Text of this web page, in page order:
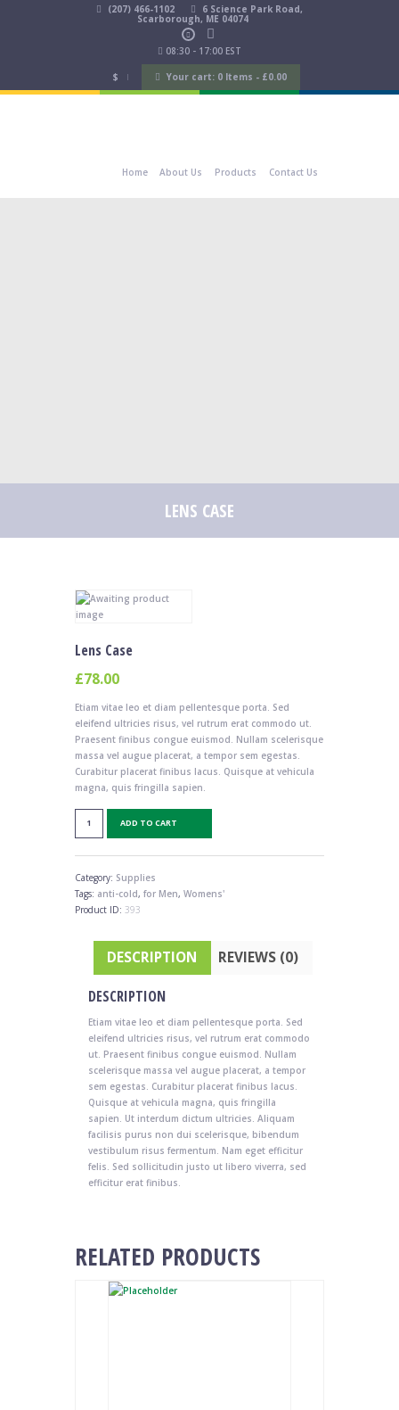
(207) 466-1102 6 Science Park Road,
Scarborough, ME 04074
08:30 - 17:00 EST
$ Your cart: 0 Items - £0.00
Home About Us Products Contact Us
LENS CASE
Lens Case
£78.00
Etiam vitae leo et diam pellentesque porta. Sed
eleifend ultricies risus, vel rutrum erat commodo ut.
Praesent finibus congue euismod. Nullam scelerisque
massa vel augue placerat, a tempor sem egestas.
Curabitur placerat finibus lacus. Quisque at vehicula
magna, quis fringilla sapien.
ADD TO CART
Category: Supplies
Tags: anti-cold, for Men, Womens'
Product ID: 393
DESCRIPTION REVIEWS (0)
DESCRIPTION
Etiam vitae leo et diam pellentesque porta. Sed
eleifend ultricies risus, vel rutrum erat commodo
ut. Praesent finibus congue euismod. Nullam
scelerisque massa vel augue placerat, a tempor
sem egestas. Curabitur placerat finibus lacus.
Quisque at vehicula magna, quis fringilla
sapien. Ut interdum dictum ultricies. Aliquam
facilisis purus non dui scelerisque, bibendum
vestibulum risus fermentum. Nam eget efficitur
felis. Sed sollicitudin justo ut libero viverra, sed
efficitur erat finibus.
RELATED PRODUCTS